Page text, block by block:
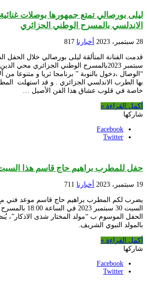
ليلى بورصالي تمتع جمهورها بوصلات
الاندلسي بالمسرح الوطني الجزائري
28 سبتمبر، 2023 أخبارنا 817
سبتمبر 2023بالمسرح الوطني الجزائري محي
“الوصال ،دخول بالنوبة ” برنامجا ثريا و متنوعا من
بها الطرب الاندلسي الجزائري . و قد استهلت
خاصة في قلوب عشاق هذا الفن الأصيل …
أكمل القراءة »
شاركها
Facebook
Twitter
حفل للمطرب براهيم حاج قاسم هذا السبت 30 سبتمبر
19 سبتمبر، 2023 أخبارنا 711
يضرب لكم المطرب براهيم حاج قاسم موعد فني
السبت 30 سبتمبر
الحفل الموسوم ب “مولد المختار شذى الاذكار”،
بالمولد النبوي الشريف.
أكمل القراءة »
شاركها
Facebook
Twitter